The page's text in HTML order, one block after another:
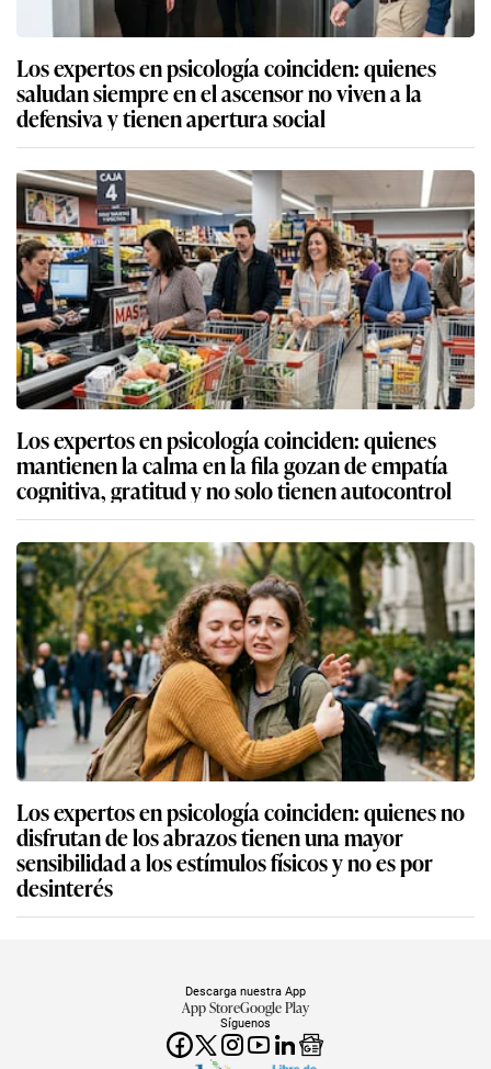
Los expertos en psicología coinciden: quienes
saludan siempre en el ascensor no viven a la
defensiva y tienen apertura social
Los expertos en psicología coinciden: quienes
mantienen la calma en la fila gozan de empatía
cognitiva, gratitud y no solo tienen autocontrol
Los expertos en psicología coinciden: quienes no
disfrutan de los abrazos tienen una mayor
sensibilidad a los estímulos físicos y no es por
desinterés
Síguenos
Descarga nuestra App
App StoreGoogle Play